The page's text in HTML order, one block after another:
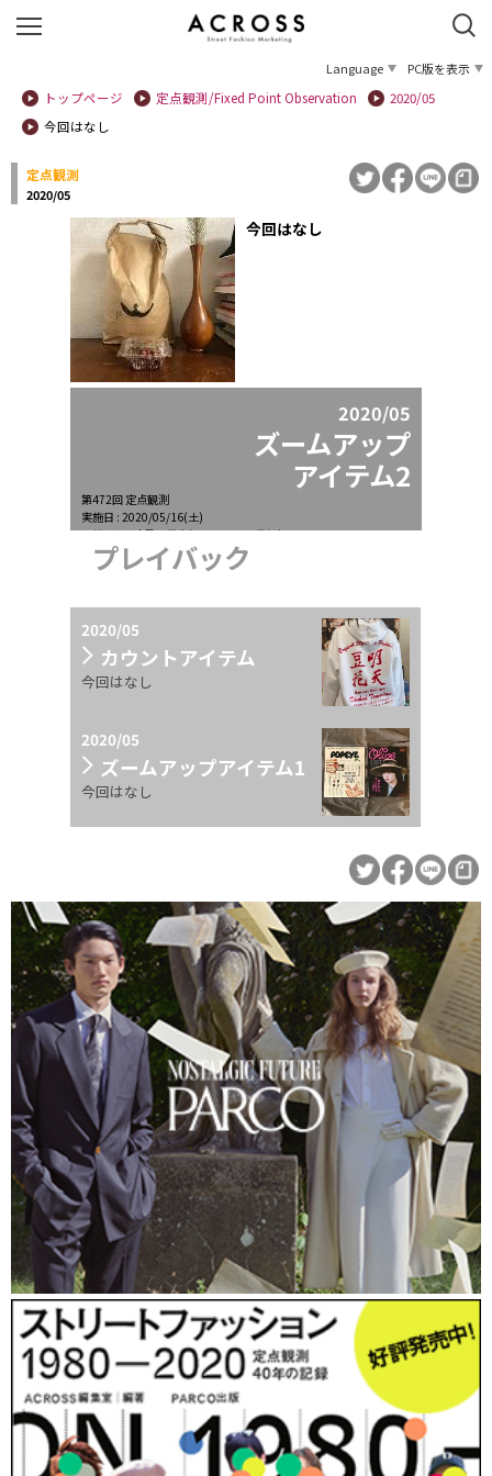
Language
PC版を表示
トップページ
定点観測/Fixed Point Observation
2020/05
今回はなし
定点観測
2020/05
今回はなし
2020/05
ズームアップ
アイテム2
第472回 定点観測
実施日 : 2020/05/16(土)
天候 : 雨一時曇、最高気温21.7℃、最低気温16.4℃
プレイバック
2020/05
カウントアイテム
今回はなし
2020/05
ズームアップアイテム1
今回はなし